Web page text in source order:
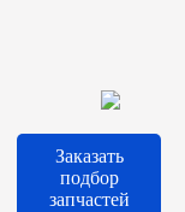
Заказать
подбор
запчастей